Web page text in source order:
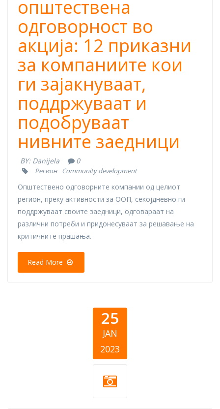
општествена
одговорност во
акција: 12 приказни
за компаниите кои
ги зајакнуваат,
поддржуваат и
подобруваат
нивните заедници
BY: Danijela 0
Регион Community development
Општествено одговорните компании од целиот
регион, преку активности за ООП, секојдневно ги
поддржуваат своите заедници, одговараат на
различни потреби и придонесуваат за решавање на
критичните прашања.
Read More
25
JAN
2023